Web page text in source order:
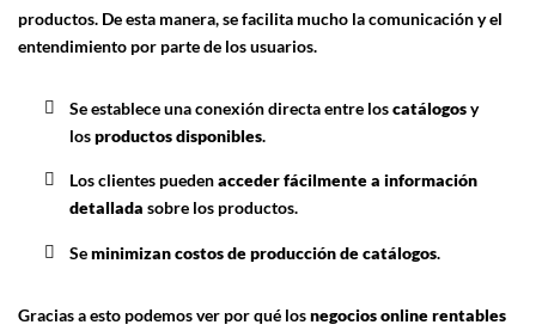
productos. De esta manera, se facilita mucho la comunicación y el
entendimiento por parte de los usuarios.
Se establece una conexión directa entre loscatálogosy
losproductos disponibles.
Los clientes puedenacceder fácilmente a información
detallada sobre los productos.
Seminimizan costos de producciónde catálogos.
Gracias a esto podemos ver por qué losnegocios online rentables